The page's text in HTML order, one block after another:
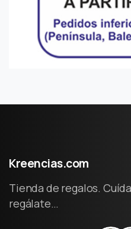
Kreencias.com
Tienda de regalos.
regálate…